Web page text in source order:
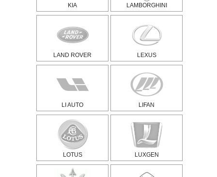
KIA LAMBORGHINI
LAND ROVER LEXUS
LI AUTO LIFAN
LOTUS LUXGEN